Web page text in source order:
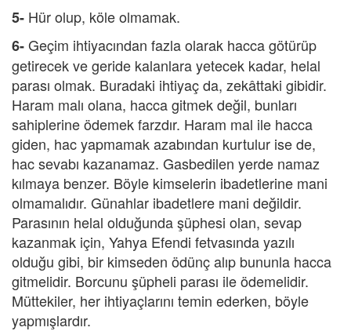
5- Hür olup, köle olmamak.
6-Geçim ihtiyacından fazla olarak hacca götürüp
getirecek ve geride kalanlara yetecek kadar, helal
parası olmak. Buradaki ihtiyaç da, zekâttaki gibidir.
Haram malı olana, hacca gitmek değil, bunları
sahiplerine ödemek farzdır. Haram mal ile hacca
giden, hac yapmamak azabından kurtulur ise de,
hac sevabı kazanamaz. Gasbedilen yerde namaz
kılmaya benzer. Böyle kimselerin ibadetlerine mani
olmamalıdır. Günahlar ibadetlere mani değildir.
Parasının helal olduğunda şüphesi olan, sevap
kazanmak için, Yahya Efendi fetvasında yazılı
olduğu gibi, bir kimseden ödünç alıp bununla hacca
gitmelidir. Borcunu şüpheli parası ile ödemelidir.
Müttekiler, her ihtiyaçlarını temin ederken, böyle
yapmışlardır.